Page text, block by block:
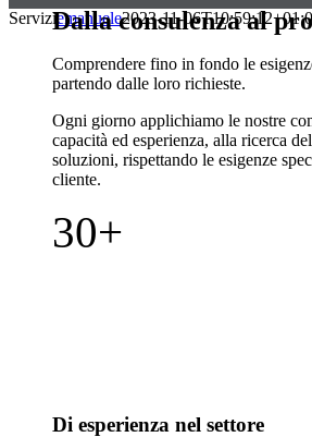
Serviziemanuele2023-11-
Dalla consulenza al
Comprendere fino in fondo le
partendo dalle loro richieste.
Ogni giorno applichiamo le nostre
capacità ed esperienza, alla ricerca
soluzioni, rispettando le esigenze
cliente.
30+
Di esperienza nel settore